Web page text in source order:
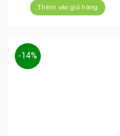
Thêm vào giỏ hàng
-14%